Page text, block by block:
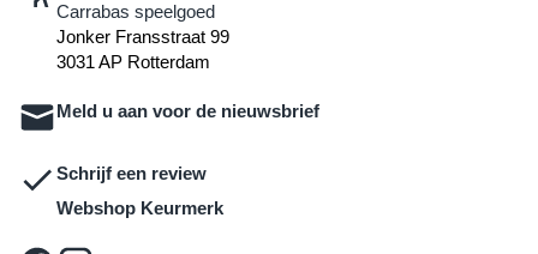
Carrabas speelgoed
Jonker Fransstraat 99
3031 AP Rotterdam
Meld u aan voor de nieuwsbrief
Schrijf een review
Webshop Keurmerk